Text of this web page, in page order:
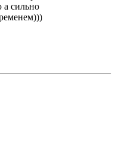
а сильно